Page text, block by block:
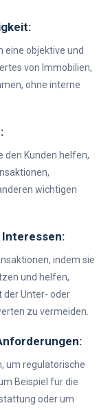
eine objektive und
von Immobilien,
ohne interne
den Kunden helfen,
wichtigen
indem sie
und helfen,
der Unter- oder
zu vermeiden.
um regulatorische
Beispiel für die
oder um